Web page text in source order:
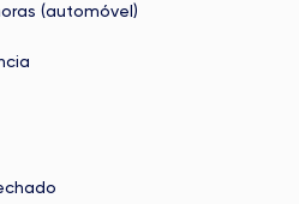
(automóvel)